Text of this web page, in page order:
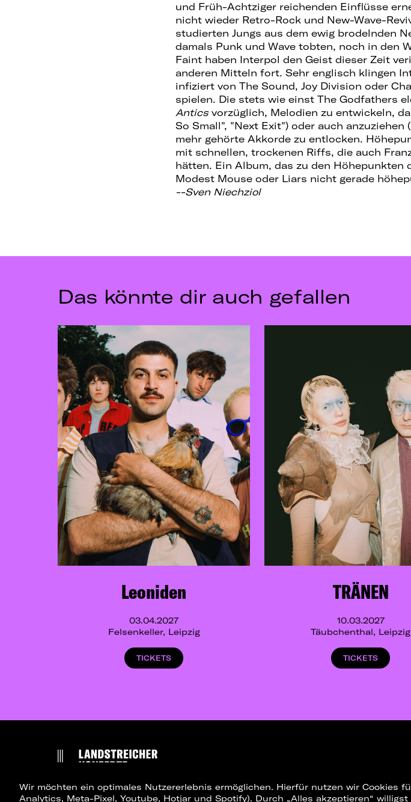
und Früh-Achtziger reichenden Einflüsse
nicht wieder Retro-Rock und New-Wave-
studierten Jungs aus dem ewig brodelnden
damals Punk und Wave tobten, noch in den
Faint haben Interpol den Geist dieser Zeit
anderen Mitteln fort. Sehr englisch klingen
infiziert von The Sound, Joy Division oder
spielen. Die stets wie einst The Godfathers
Anticsvorzüglich, Melodien zu entwickeln,
So Small", "Next Exit") oder auch
mehr gehörte Akkorde zu entlocken.
mit schnellen, trockenen Riffs, die auch
hätten. Ein Album, das zu den Höhepunkten
Modest Mouse oder Liars nicht gerade
--Sven Niechziol
Das könnte dir auch gefallen
Leoniden
03.04.2027
Felsenkeller, Leipzig
TICKETS
TRÄNEN
10.03.2027
Täubchenthal, Leipzig
TICKETS
Wir möchten ein optimales Nutzererlebnis ermöglichen. Hierfür nutzen wir Cookies
Analytics, Meta-Pixel, Youtube, Hotjar und Spotify). Durch „Alles akzeptieren“